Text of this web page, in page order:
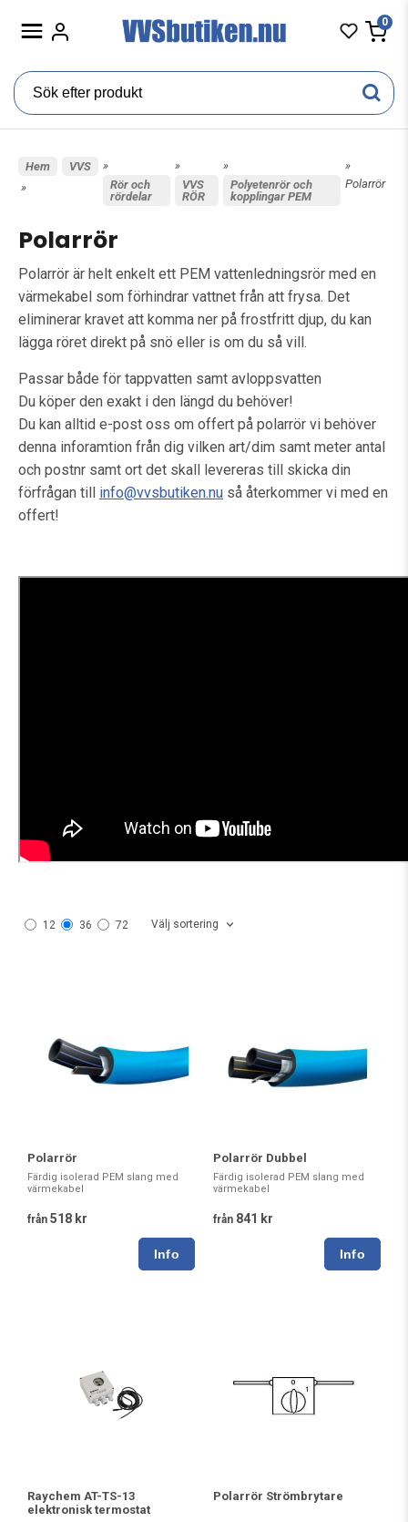
0
Hem
»
VVS
»
Rör och
rördelar
»
VVS
RÖR
»
Polyetenrör och
kopplingar PEM
»
Polarrör
Polarrör
Polarrör är helt enkelt ett PEM vattenledningsrör med en
värmekabel som förhindrar vattnet från att frysa. Det
eliminerar kravet att komma ner på frostfritt djup, du kan
lägga röret direkt på snö eller is om du så vill.
Passar både för tappvatten samt avloppsvatten
Du köper den exakt i den längd du behöver!
Du kan alltid e-post oss om offert på polarrör vi behöver
denna inforamtion från dig vilken art/dim samt meter antal
och postnr samt ort det skall levereras till skicka din
förfrågan till info@vvsbutiken.nu så återkommer vi med en
offert!
12 36 72 Välj sortering
Polarrör
Färdig isolerad PEM slang med
värmekabel
från 518 kr
Polarrör Dubbel
Färdig isolerad PEM slang med
värmekabel
från 841 kr
Raychem AT-TS-13
elektronisk termostat
Polarrör Strömbrytare